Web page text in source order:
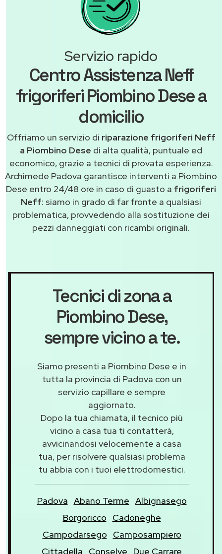
Servizio rapido
Centro Assistenza Neff
frigoriferi Piombino Dese a
domicilio
Offriamo un servizio di riparazione frigoriferi Neff
a Piombino Dese di alta qualità, puntuale ed
economico, grazie a tecnici di provata esperienza.
Archimede Padova garantisce interventi a Piombino
Dese entro 24/48 ore in caso di guasto a frigoriferi
Neff: siamo in grado di far fronte a qualsiasi
problematica, provvedendo alla sostituzione dei
pezzi danneggiati con ricambi originali.
Tecnici di zona a
Piombino Dese,
sempre vicino a te.
Siamo presenti a Piombino Dese e in
tutta la provincia di Padova con un
servizio capillare e sempre
aggiornato.
Dopo la tua chiamata, il tecnico più
vicino a casa tua ti contatterà,
avvicinandosi velocemente a casa
tua, per risolvere qualsiasi problema
tu abbia con i tuoi elettrodomestici.
Padova Abano Terme Albignasego
Borgoricco
Cadoneghe
Campodarsego
Camposampiero
Cittadella
Conselve Due Carrare